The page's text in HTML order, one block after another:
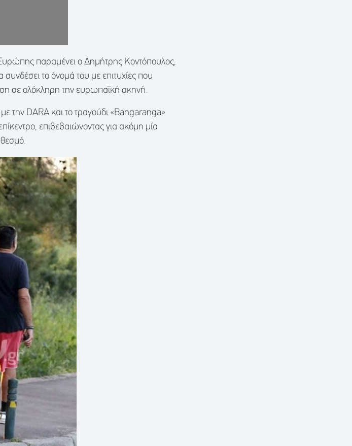
παραμένει ο Δημήτρης Κοντόπουλος,
το όνομά του με επιτυχίες που
σε ολόκληρη την ευρωπαϊκή σκηνή.
την DARA και το τραγούδι «Bangaranga»
επιβεβαιώνοντας για ακόμη μία